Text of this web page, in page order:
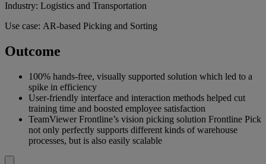
Industry: Logistics and Transportation
Use case: AR-based Picking and Sorting
Outcome
100% hands-free, visually supported solution which led to a
spike in efficiency
User-friendly interface and interaction methods helped cut
training time and boosted employee satisfaction
TeamViewer Frontline’s vision picking solution Frontline Pick
not only perfectly supports different kinds of warehouse
processes, but is also easily scalable